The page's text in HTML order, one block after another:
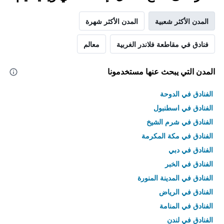
المدن الأكثر شعبية المدن الأكثر شهرة
فنادق في مقاطعة فلاندر الغربية معالم
المدن التي يبحث عنها مستخدمونا
الفنادق في الدوحة
الفنادق في اسطنبول
الفنادق في شرم الشيخ
الفنادق في مكة المكرمة
الفنادق في دبي
الفنادق في الخبر
الفنادق في المدينة المنورة
الفنادق في الرياض
الفنادق في المنامة
الفنادق في لندن